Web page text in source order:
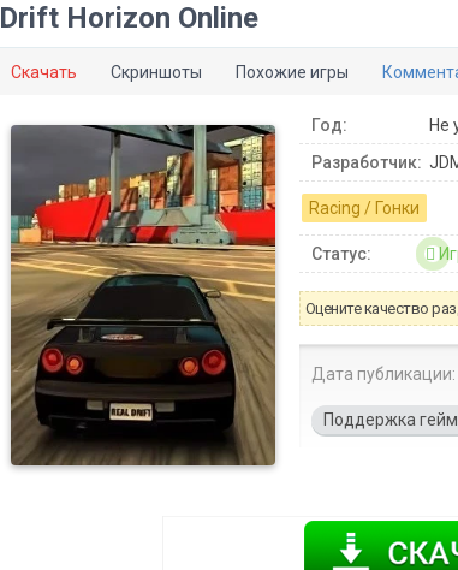
Drift Horizon Online
Скачать Скриншоты Похожие игры
Год:
Не
Разработчик:
Racing / Гонки
Статус:
Оцените качество
Дата публикации:
Поддержка